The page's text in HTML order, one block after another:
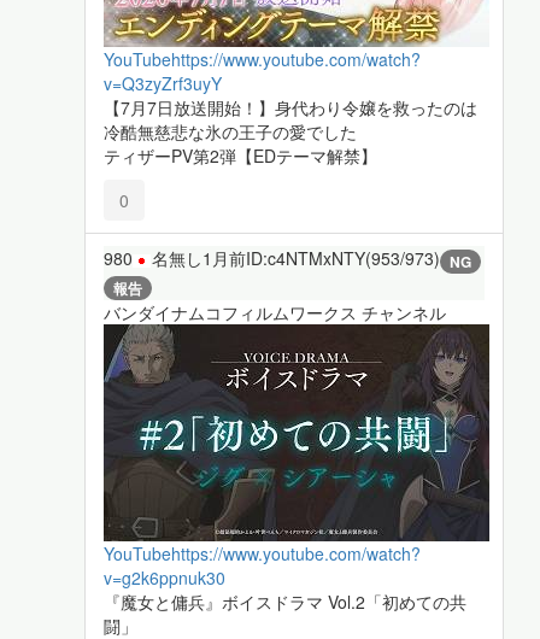
YouTubehttps://www.youtube.com/watch?
v=Q3zyZrf3uyY
【7月7日放送開始！】身代わり令嬢を救ったのは
冷酷無慈悲な氷の王子の愛でした
ティザーPV第2弾【EDテーマ解禁】
0
980 名無し1月前ID:c4NTMxNTY(953/973) NG
報告
バンダイナムコフィルムワークス チャンネル
YouTubehttps://www.youtube.com/watch?
v=g2k6ppnuk30
『魔女と傭兵』ボイスドラマ Vol.2「初めての共
闘」